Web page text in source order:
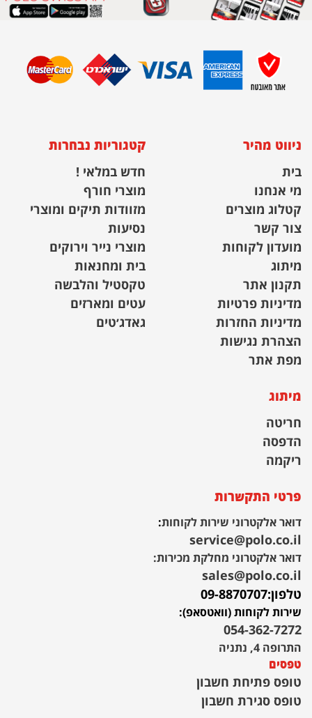
ניווט מהיר
בית
מי אנחנו
קטלוג מוצרים
צור קשר
מועדון לקוחות
מיתוג
תקנון אתר
מדיניות פרטיות
מדיניות החזרות
הצהרת נגישות
מפת אתר
קטגוריות נבחרות
חדש במלאי !
מוצרי חורף
מזוודות תיקים ומוצרי
נסיעות
מוצרי נייר וירוקים
בית ומחנאות
טקסטיל והלבשה
עטים ומארזים
גאדג׳טים
מיתוג
חריטה
הדפסה
ריקמה
פרטי התקשרות
דואר אלקטרוני שירות לקוחות:
service@polo.co.il
דואר אלקטרוני מחלקת מכירות:
sales@polo.co.il
טלפון:09-8870707
שירות לקוחות (וואטסאפ):
054-362-7272
התרופה 4, נתניה
טפסים
טופס פתיחת חשבון
טופס סגירת חשבון